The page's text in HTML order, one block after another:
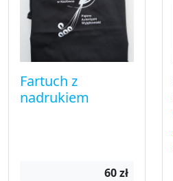
Fartuch z
nadrukiem
60 zł